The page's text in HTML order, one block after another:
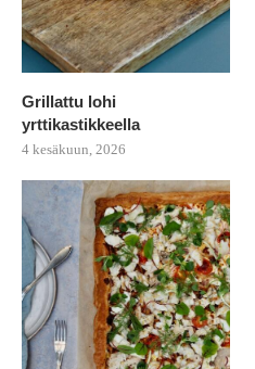
Grillattu lohi
yrttikastikkeella
4 kesäkuun, 2026